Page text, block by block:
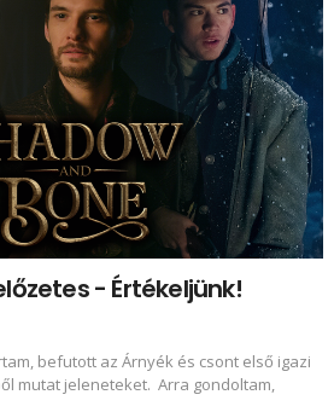
- Értékeljünk!
befutott az Árnyék és csont első igazi
mutat jeleneteket. Arra gondoltam,